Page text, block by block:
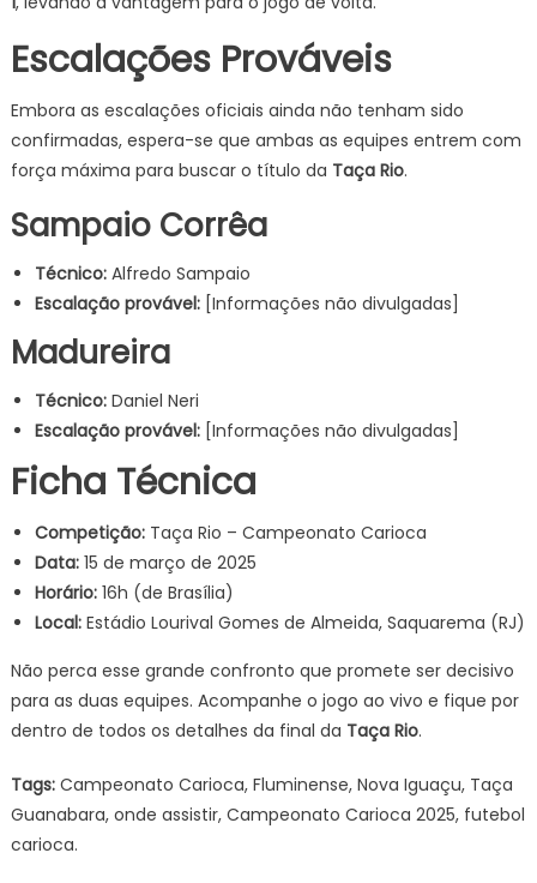
Escalações Prováveis
Embora as escalações oficiais ainda não tenham sido
confirmadas, espera-se que ambas as equipes entrem com
força máxima para buscar o título da Taça Rio.
Sampaio Corrêa
Técnico:Alfredo Sampaio
Escalação provável:[Informações não divulgadas]
Madureira
Técnico:Daniel Neri
Escalação provável:[Informações não divulgadas]
Ficha Técnica
Competição:Taça Rio – Campeonato Carioca
Data:15 de março de 2025
Horário:16h (de Brasília)
Local:Estádio Lourival Gomes de Almeida, Saquarema (RJ)
Não perca esse grande confronto que promete ser decisivo
para as duas equipes. Acompanhe o jogo ao vivo e fique por
dentro de todos os detalhes da final da Taça Rio.
Tags:Campeonato Carioca, Fluminense, Nova Iguaçu, Taça
Guanabara, onde assistir, Campeonato Carioca 2025, futebol
carioca.